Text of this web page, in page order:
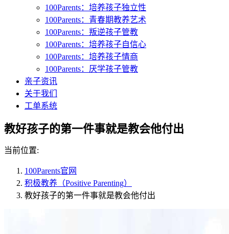
100Parents：培养孩子独立性
100Parents：青春期教养艺术
100Parents：叛逆孩子管教
100Parents：培养孩子自信心
100Parents：培养孩子情商
100Parents：厌学孩子管教
亲子资讯
关于我们
工单系统
教好孩子的第一件事就是教会他付出
当前位置:
100Parents官网
积极教养（Positive Parenting）
教好孩子的第一件事就是教会他付出